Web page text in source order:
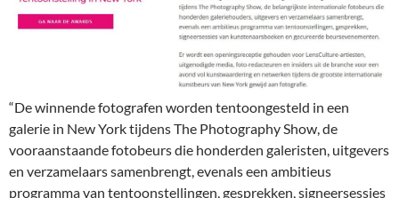
“De winnende fotografen worden tentoongesteld in een
galerie in New York tijdens The Photography Show, de
vooraanstaande fotobeurs die honderden galeristen, uitgevers
en verzamelaars samenbrengt, evenals een ambitieus
programma van tentoonstellingen, gesprekken, signeersessies